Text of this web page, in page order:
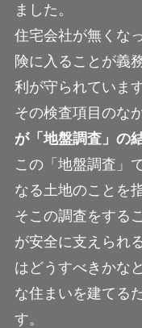
ました。
住宅会社が無くな
険に入ることが義
利が守られています
その検査項目のなか
が「地盤調査」の
この「地盤調査」
なる土地のことを
そこの調査をする
が安全に支えられ
はどうすべきかな
な住まいを建てる
す。